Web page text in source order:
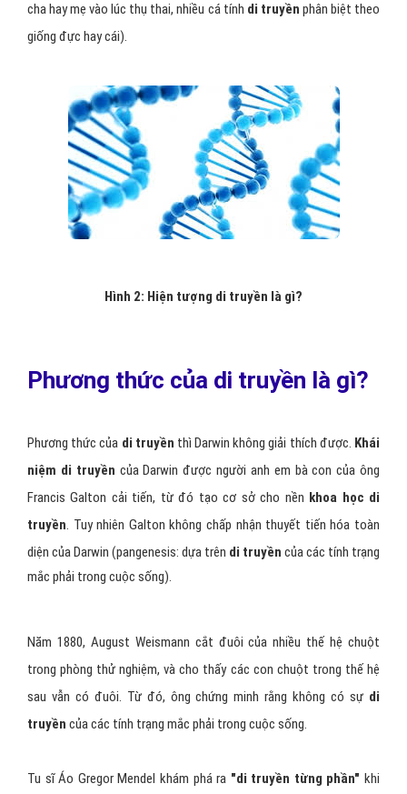
cha hay mẹ vào lúc thụ thai, nhiều cá tính di truyền phân biệt theo
giống đực hay cái).
Hình 2: Hiện tượng di truyền là gì?
Phương thức của di truyền là gì?
Phương thức của di truyền thì Darwin không giải thích được. Khái
niệm di truyền của Darwin được người anh em bà con của ông
Francis Galton cải tiến, từ đó tạo cơ sở cho nền khoa học di
truyền. Tuy nhiên Galton không chấp nhận thuyết tiến hóa toàn
diện của Darwin (pangenesis: dựa trên di truyền của các tính trạng
mắc phải trong cuộc sống).
Năm 1880, August Weismann cắt đuôi của nhiều thế hệ chuột
trong phòng thử nghiệm, và cho thấy các con chuột trong thế hệ
sau vẫn có đuôi. Từ đó, ông chứng minh rằng không có sự di
truyền của các tính trạng mắc phải trong cuộc sống.
Tu sĩ Áo Gregor Mendel khám phá ra "di truyền từng phần" khi